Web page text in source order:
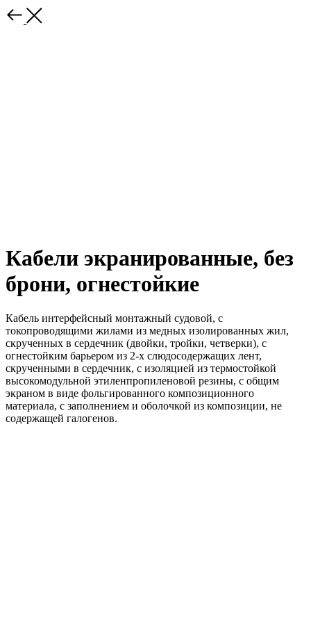
Кабели экранированные, без
брони, огнестойкие
Кабель интерфейсный монтажный судовой, с
токопроводящими жилами из медных изолированных жил,
скрученных в сердечник (двойки, тройки, четверки), с
огнестойким барьером из 2-х слюдосодержащих лент,
скрученными в сердечник, с изоляцией из термостойкой
высокомодульной этиленпропиленовой резины, с общим
экраном в виде фольгированного композиционного
материала, с заполнением и оболочкой из композиции, не
содержащей галогенов.